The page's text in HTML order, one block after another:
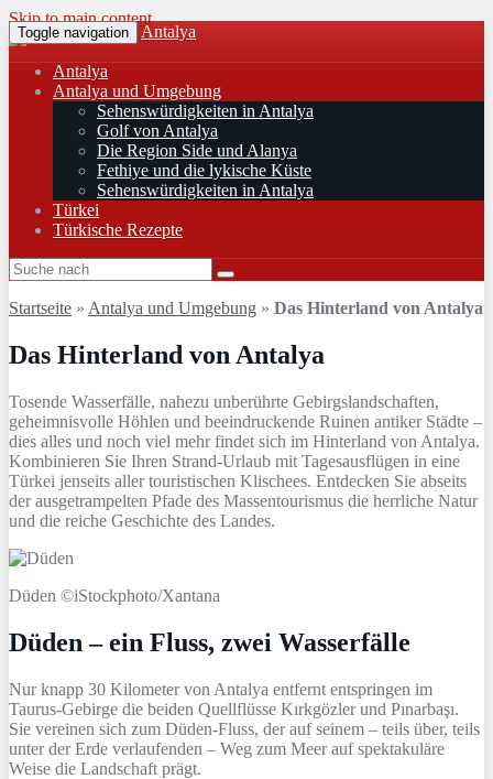
Skip to main content
Toggle navigation Antalya
Antalya
Antalya und Umgebung
Sehenswürdigkeiten in Antalya
Golf von Antalya
Die Region Side und Alanya
Fethiye und die lykische Küste
Sehenswürdigkeiten in Antalya
Türkei
Türkische Rezepte
Startseite » Antalya und Umgebung » Das Hinterland von Antalya
Das Hinterland von Antalya
Tosende Wasserfälle, nahezu unberührte Gebirgslandschaften,
geheimnisvolle Höhlen und beeindruckende Ruinen antiker Städte –
dies alles und noch viel mehr findet sich im Hinterland von Antalya.
Kombinieren Sie Ihren Strand-Urlaub mit Tagesausflügen in eine
Türkei jenseits aller touristischen Klischees. Entdecken Sie abseits
der ausgetrampelten Pfade des Massentourismus die herrliche Natur
und die reiche Geschichte des Landes.
Düden ©iStockphoto/Xantana
Düden – ein Fluss, zwei Wasserfälle
Nur knapp 30 Kilometer von Antalya entfernt entspringen im
Taurus-Gebirge die beiden Quellflüsse Kırkgözler und Pınarbaşı.
Sie vereinen sich zum Düden-Fluss, der auf seinem – teils über, teils
unter der Erde verlaufenden – Weg zum Meer auf spektakuläre
Weise die Landschaft prägt.